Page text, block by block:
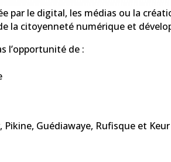
par le digital, les médias ou la
la citoyenneté numérique et
l’opportunité de :
Guédiawaye, Rufisque et